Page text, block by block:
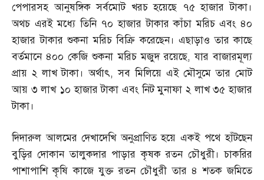
পেপারসহ আনুষঙ্গিক সর্বমোট খরচ হয়েছে ৭৫ হাজার টাকা।
অথচ এরই মধ্যে তিনি ৭০ হাজার টাকার কাঁচা মরিচ এবং ৪০
হাজার টাকার শুকনা মরিচ বিক্রি করেছেন। এছাড়াও তার কাছে
বর্তমানে ৪০০ কেজি শুকনা মরিচ মজুদ রয়েছে,যার বাজারমূল্য
প্রায় ২ লাখ টাকা। অর্থাৎ,সব মিলিয়ে এই মৌসুমে তার মোট
আয় ৩ লাখ ১০ হাজার টাকা এবং নিট মুনাফা ২ লাখ ৩৫ হাজার
টাকা।
দিদারুল আলমের দেখাদেখি অনুপ্রাণিত হয়ে একই পথে হাঁটছেন
বুড়ির দোকান তালুকদার পাড়ার কৃষক রতন চৌধুরী। চাকরির
পাশাপাশি কৃষি কাজে যুক্ত রতন চৌধুরী তার ৪ শতক জমিতে